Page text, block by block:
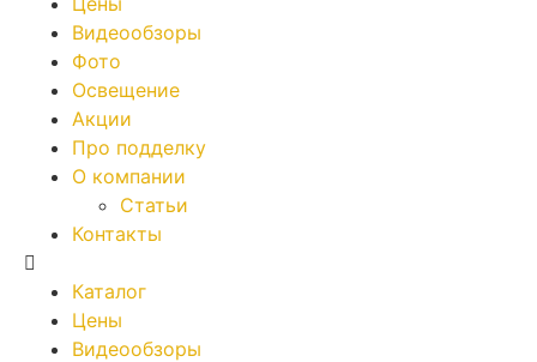
Видеообзоры
Фото
Освещение
Акции
Про подделку
О компании
Статьи
Контакты
Каталог
Цены
Видеообзоры